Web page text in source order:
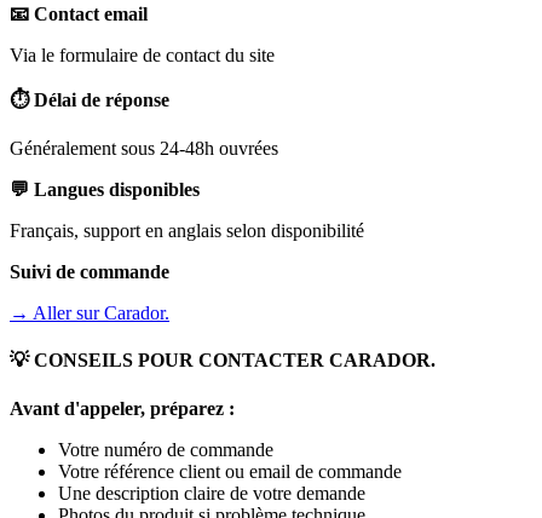
📧 Contact email
Via le formulaire de contact du site
⏱️ Délai de réponse
Généralement sous 24-48h ouvrées
💬 Langues disponibles
Français, support en anglais selon disponibilité
Suivi de commande
→ Aller surCarador.
💡 CONSEILS POUR CONTACTER CARADOR.
Avant d'appeler, préparez :
Votre numéro de commande
Votre référence client ou email de commande
Une description claire de votre demande